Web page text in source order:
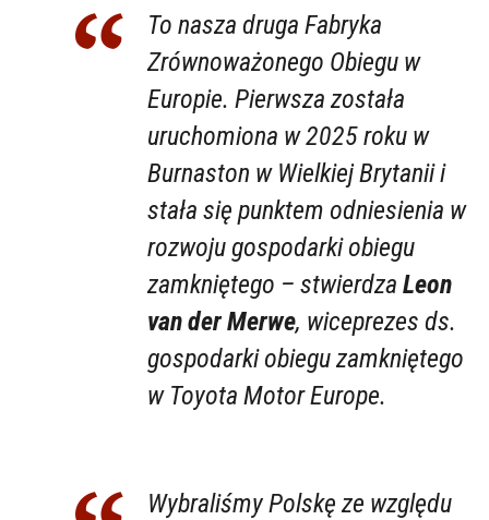
To nasza druga Fabryka
Zrównoważonego Obiegu w
Europie. Pierwsza została
uruchomiona w 2025 roku w
Burnaston w Wielkiej Brytanii i
stała się punktem odniesienia w
rozwoju gospodarki obiegu
zamkniętego – stwierdza Leon
van der Merwe, wiceprezes ds.
gospodarki obiegu zamkniętego
w Toyota Motor Europe.
Wybraliśmy Polskę ze względu